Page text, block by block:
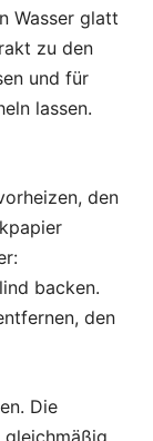
Wasser glatt
zu den
und für
lassen.
den
backen.
den
Die
gleichmäßig